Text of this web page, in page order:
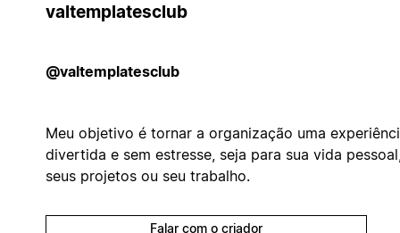
valtemplatesclub
@valtemplatesclub
Meu objetivo é tornar a organização uma
divertida e sem estresse, seja para sua vida
seus projetos ou seu trabalho.
Falar com o criador